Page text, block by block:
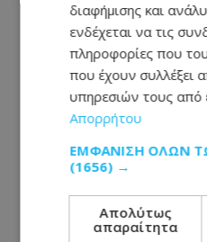
διαφήμισης και
ενδέχεται να τις
πληροφορίες που
που έχουν συλλέξει
υπηρεσιών τους από
Απορρήτου
ΕΜΦΆΝΙΣΗ ΌΛΩΝ
(1656) →
Απολύτως
απαραίτητα